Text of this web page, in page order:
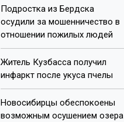
Подростка из Бердска
осудили за мошенничество в
отношении пожилых людей
Житель Кузбасса получил
инфаркт после укуса пчелы
Новосибирцы обеспокоены
возможным осушением озера